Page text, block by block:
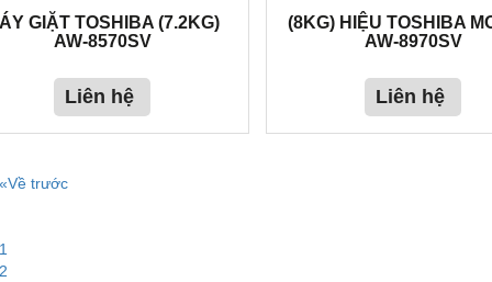
GIẶT TOSHIBA (7.2KG)
AW-8570SV
Liên hệ
(8KG) HIỆU TOSHIBA
AW-8970SV
Liên hệ
«Về trước
1
2